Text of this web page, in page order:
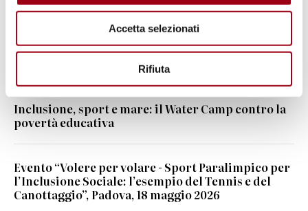
Accetta selezionati
Rifiuta
Leggi anche
Inclusione, sport e mare: il Water Camp contro la
povertà educativa
Evento “Volere per volare - Sport Paralimpico per
l’Inclusione Sociale: l’esempio del Tennis e del
Canottaggio”, Padova, 18 maggio 2026